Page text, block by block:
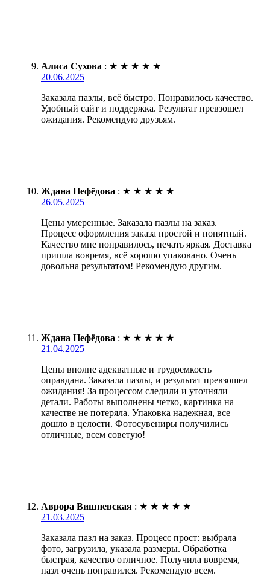
Алиса Сухова : ★ ★ ★ ★ ★
20.06.2025
Заказала пазлы, всё быстро. Понравилось качество.
Удобный сайт и поддержка. Результат превзошел
ожидания. Рекомендую друзьям.
Ждана Нефёдова : ★ ★ ★ ★ ★
26.05.2025
Цены умеренные. Заказала пазлы на заказ.
Процесс оформления заказа простой и понятный.
Качество мне понравилось, печать яркая. Доставка
пришла вовремя, всё хорошо упаковано. Очень
довольна результатом! Рекомендую другим.
Ждана Нефёдова : ★ ★ ★ ★ ★
21.04.2025
Цены вполне адекватные и трудоемкость
оправдана. Заказала пазлы, и результат превзошел
ожидания! За процессом следили и уточняли
детали. Работы выполнены четко, картинка на
качестве не потеряла. Упаковка надежная, все
дошло в целости. Фотосувениры получились
отличные, всем советую!
Аврора Вишневская : ★ ★ ★ ★ ★
21.03.2025
Заказала пазл на заказ. Процесс прост: выбрала
фото, загрузила, указала размеры. Обработка
быстрая, качество отличное. Получила вовремя,
пазл очень понравился. Рекомендую всем.